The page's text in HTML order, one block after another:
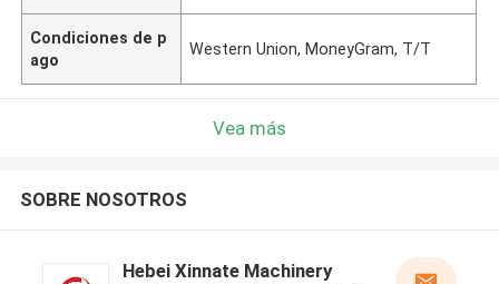
Condiciones de p
ago
Western Union, MoneyGram, T/T
Vea más
SOBRE NOSOTROS
Hebei Xinnate Machinery